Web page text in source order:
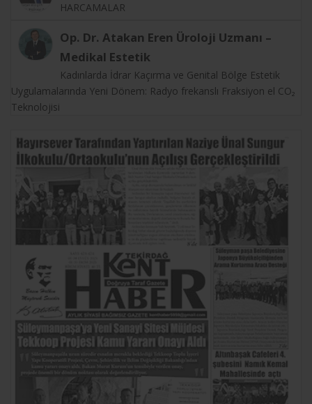
HARCAMALAR
Op. Dr. Atakan Eren Üroloji Uzmanı –
Medikal Estetik
Kadınlarda İdrar Kaçırma ve Genital Bölge Estetik
Uygulamalarında Yeni Dönem: Radyo frekanslı Fraksiyon el CO₂
Teknolojisi